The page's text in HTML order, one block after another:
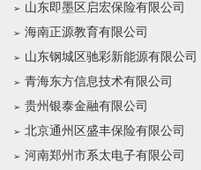
山东即墨区启宏保险有限公司
海南正源教育有限公司
山东钢城区驰彩新能源有限公司
青海东方信息技术有限公司
贵州银泰金融有限公司
北京通州区盛丰保险有限公司
河南郑州市系太电子有限公司